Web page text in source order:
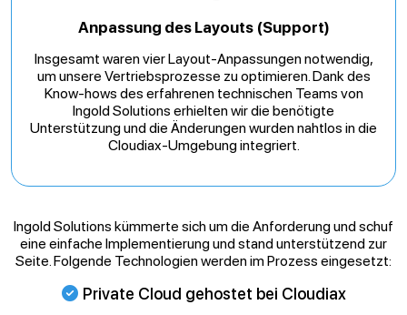
Anpassung des Layouts (Support)
Insgesamt waren vier Layout-Anpassungen notwendig,
um unsere Vertriebsprozesse zu optimieren. Dank des
Know-hows des erfahrenen technischen Teams von
Ingold Solutions erhielten wir die benötigte
Unterstützung und die Änderungen wurden nahtlos in die
Cloudiax-Umgebung integriert.
Ingold Solutions kümmerte sich um die Anforderung und schuf
eine einfache Implementierung und stand unterstützend zur
Seite. Folgende Technologien werden im Prozess eingesetzt:
Private Cloud gehostet bei Cloudiax